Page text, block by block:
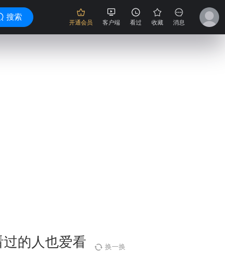
搜索
开通会员 客户端 看过 收藏 消息
过的人也爱看 换一换